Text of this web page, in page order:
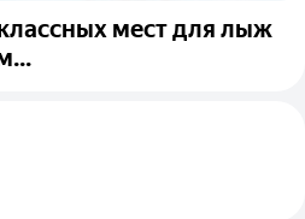
мест для лыж